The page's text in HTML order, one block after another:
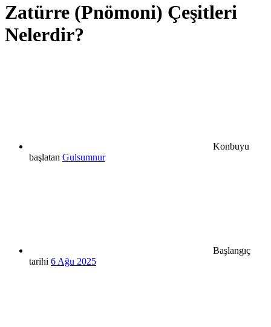
Zatürre (Pnömoni) Çeşitleri
Nelerdir?
Konbuyu
başlatan Gulsumnur
Başlangıç
tarihi 6 Ağu 2025